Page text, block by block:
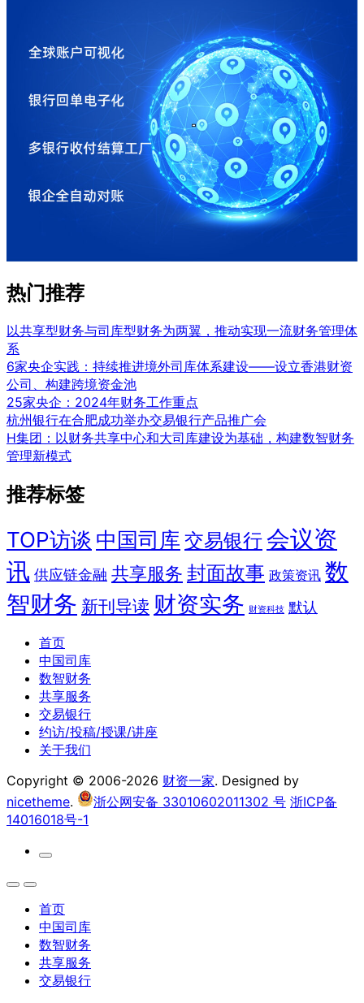
热门推荐
以共享型财务与司库型财务为两翼，推动实现一流财务管理体
系
6家央企实践：持续推进境外司库体系建设——设立香港财资
公司、构建跨境资金池
25家央企：2024年财务工作重点
杭州银行在合肥成功举办交易银行产品推广会
H集团：以财务共享中心和大司库建设为基础，构建数智财务
管理新模式
推荐标签
TOP访谈 中国司库 交易银行会议资
讯 供应链金融 共享服务 封面故事 政策资讯 数
智财务 新刊导读 财资实务 财资科技 默认
首页
中国司库
数智财务
共享服务
交易银行
约访/投稿/授课/讲座
关于我们
Copyright © 2006-2026 财资一家. Designed by
nicetheme. 浙公网安备 33010602011302 号 浙ICP备
14016018号-1
首页
中国司库
数智财务
共享服务
交易银行